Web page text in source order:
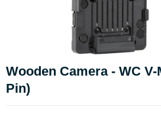
Wooden Camera - WC
Pin)